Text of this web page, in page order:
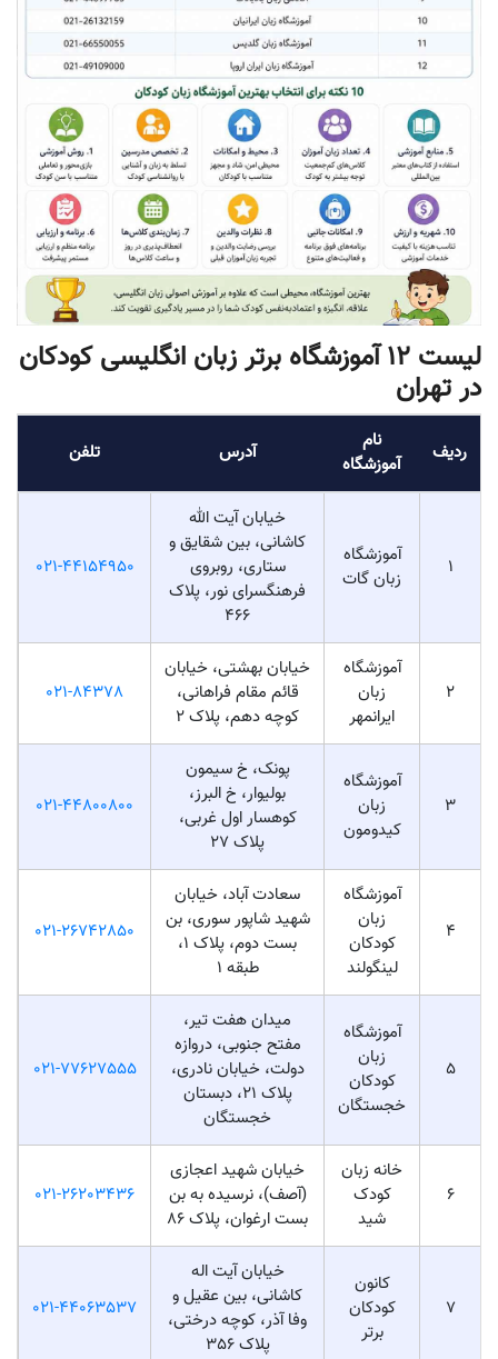
لیست 12 آموزشگاه برتر زبان انگلیسی کودکان
در تهران
ردیف
نام
آموزشگاه
آدرس تلفن
1
آموزشگاه
زبان گات
خیابان آیت الله
کاشانی، بین شقایق و
ستاری، روبروی
فرهنگسرای نور، پلاک
466
021-44154950
2
آموزشگاه
زبان
ایرانمهر
خیابان بهشتی، خیابان
قائم مقام فراهانی،
کوچه دهم، پلاک 2
021-84378
3
آموزشگاه
زبان
کیدومون
پونک، خ سیمون
بولیوار، خ البرز،
کوهسار اول غربی،
پلاک 27
021-44800800
4
آموزشگاه
زبان
کودکان
لینگولند
سعادت آباد، خیابان
شهید شاپور سوری، بن
بست دوم، پلاک 1،
طبقه 1
021-26742850
5
آموزشگاه
زبان
کودکان
خجستگان
میدان هفت تیر،
مفتح جنوبی، دروازه
دولت، خیابان نادری،
پلاک ۲۱، دبستان
خجستگان
021-77627555
6
خانه زبان
کودک
شید
خیابان شهید اعجازی
(آصف)، نرسیده به بن
بست ارغوان، پلاک 86
021-26203436
7
کانون
کودکان
برتر
خیابان آیت اله
کاشانی، بین عقیل و
وفا آذر، کوچه درختی،
پلاک 356
021-44063537